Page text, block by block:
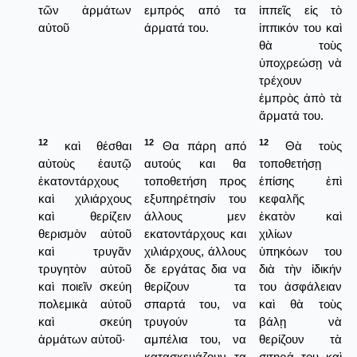
τῶν ἁρμάτων
αὐτοῦ
εμπρός από τα
άρματά του.
ἱππεῖς εἰς τὸ
ἱππικόν του καὶ
θὰ τοὺς
ὑποχρεώσῃ νὰ
τρέχουν
ἐμπρὸς ἀπὸ τὰ
ἅρματά του.
12
καὶ θέσθαι
αὐτοὺς ἑαυτῷ
ἑκατοντάρχους
καὶ χιλιάρχους
καὶ θερίζειν
θερισμὸν αὐτοῦ
καὶ τρυγᾶν
τρυγητὸν αὐτοῦ
καὶ ποιεῖν σκεύη
πολεμικὰ αὐτοῦ
καὶ σκεύη
ἁρμάτων αὐτοῦ·
12
Θα πάρη από
αυτούς και θα
τοποθετήση προς
εξυπηρέτησίν του
άλλους μεν
εκατοντάρχους και
χιλιάρχους, άλλους
δε εργάτας δια να
θερίζουν τα
σπαρτά του, να
τρυγούν τα
αμπέλια του, να
12
Θὰ τοὺς
τοποθετήσῃ
ἐπίσης ἐπὶ
κεφαλῆς
ἑκατὸν καὶ
χιλίων
ὑπηκόων του
διὰ τὴν ἰδικήν
του ἀσφάλειαν
καὶ θὰ τοὺς
βάλῃ νὰ
θερίζουν τὰ